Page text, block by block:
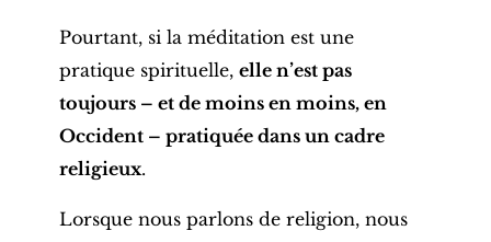
Pourtant, si la méditation est une
pratique spirituelle, elle n’est pas
toujours – et de moins en moins, en
Occident – pratiquée dans un cadre
religieux.
Lorsque nous parlons de religion, nous